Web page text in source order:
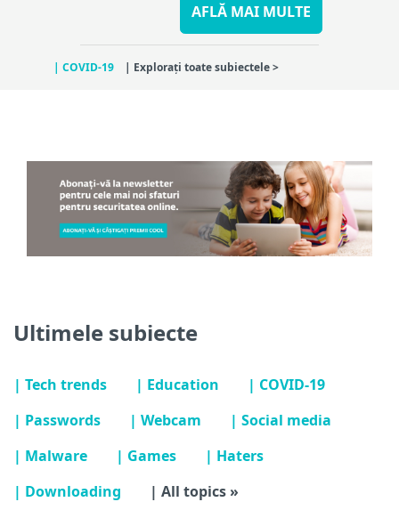
AFLĂ MAI MULTE
| COVID-19 | Explorați toate subiectele >
Ultimele subiecte
| Tech trends | Education
| COVID-19
| Passwords
| Webcam
| Social media
| Malware
| Games
| Haters
| Downloading
| All topics »